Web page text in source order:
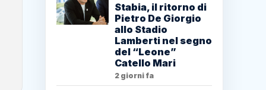
Stabia, il ritorno di
Pietro De Giorgio
allo Stadio
Lamberti nel segno
del “Leone”
Catello Mari
2 giorni fa